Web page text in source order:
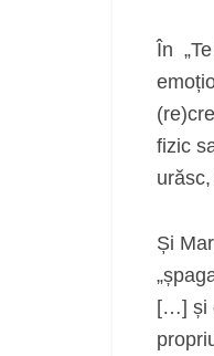
În
fizic
Și
[…] și